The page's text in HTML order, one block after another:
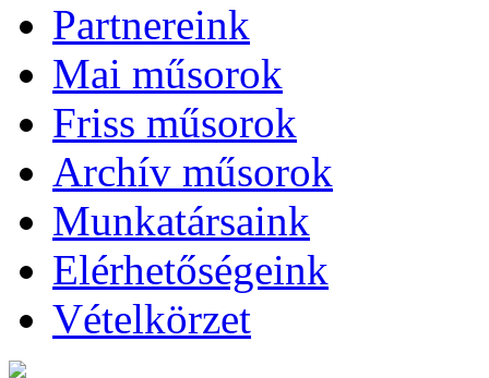
Partnereink
Mai műsorok
Friss műsorok
Archív műsorok
Munkatársaink
Elérhetőségeink
Vételkörzet